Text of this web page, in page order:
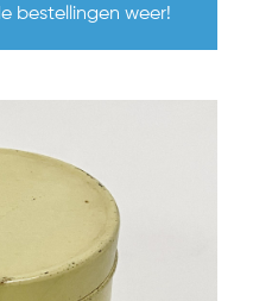
bestellingen weer!